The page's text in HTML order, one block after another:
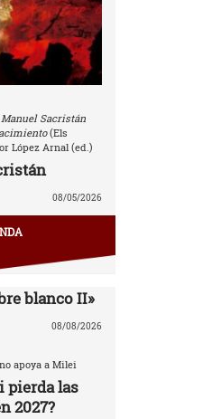
Sacristán
(Els
López Arnal (ed.)
08/05/2026
blanco II»
08/08/2026
apoya a Milei
pierda las
2027?